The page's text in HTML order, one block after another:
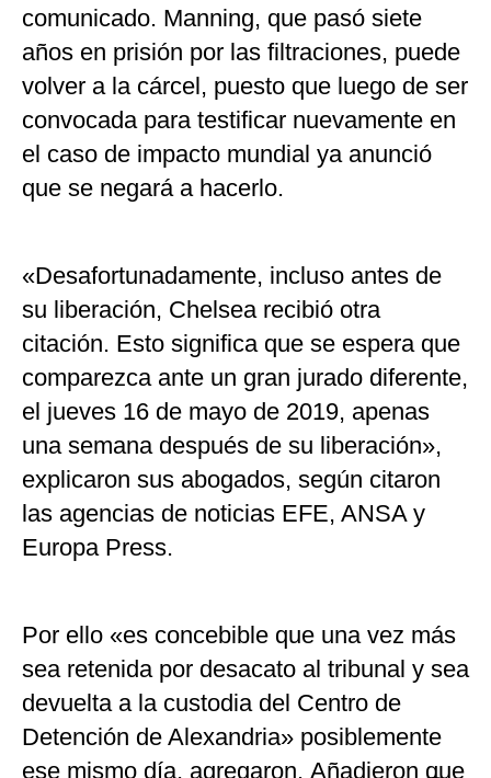
comunicado. Manning, que pasó siete
años en prisión por las filtraciones, puede
volver a la cárcel, puesto que luego de ser
convocada para testificar nuevamente en
el caso de impacto mundial ya anunció
que se negará a hacerlo.
«Desafortunadamente, incluso antes de
su liberación, Chelsea recibió otra
citación. Esto significa que se espera que
comparezca ante un gran jurado diferente,
el jueves 16 de mayo de 2019, apenas
una semana después de su liberación»,
explicaron sus abogados, según citaron
las agencias de noticias EFE, ANSA y
Europa Press.
Por ello «es concebible que una vez más
sea retenida por desacato al tribunal y sea
devuelta a la custodia del Centro de
Detención de Alexandria» posiblemente
ese mismo día, agregaron. Añadieron que